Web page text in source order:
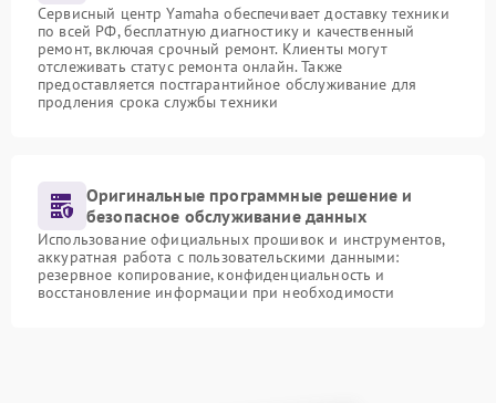
Сервисный центр Yamaha обеспечивает доставку техники
по всей РФ, бесплатную диагностику и качественный
ремонт, включая срочный ремонт. Клиенты могут
отслеживать статус ремонта онлайн. Также
предоставляется постгарантийное обслуживание для
продления срока службы техники
Оригинальные программные решение и
безопасное обслуживание данных
Использование официальных прошивок и инструментов,
аккуратная работа с пользовательскими данными:
резервное копирование, конфиденциальность и
восстановление информации при необходимости